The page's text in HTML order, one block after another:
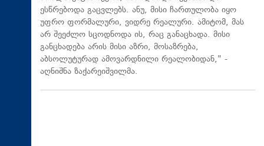
ესწრებოდა გაცვლებს. ანუ, მისი ჩართულობა იყო
უფრო ფორმალური, ვიდრე რეალური. ამიტომ, მას
არ შეეძლო სცოდნოდა ის, რაც განაცხადა. მისი
განცხადება არის მისი აზრი, მოსაზრება,
აბსოლუტურად ამოვარდნილი რეალობიდან," -
აღნიშნა ზაქარეიშვილმა.